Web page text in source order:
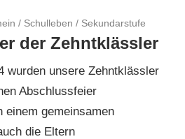
/ Schulleben / Sekundarstufe
der Zehntklässler
wurden unsere Zehntklässler
Abschlussfeier
einem gemeinsamen
die Eltern